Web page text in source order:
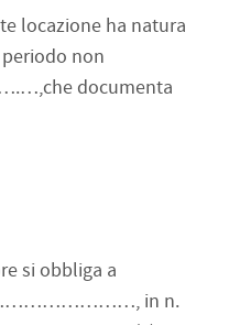
ha natura
non
documenta
si obbliga a
in n.